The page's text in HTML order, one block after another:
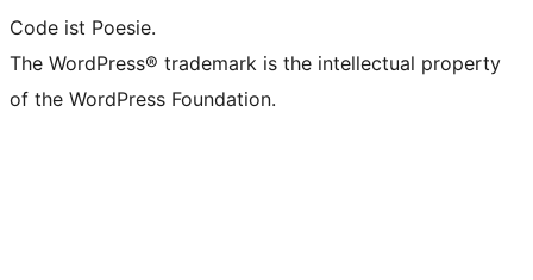
Code ist Poesie.
The WordPress® trademark is the intellectual property
of the WordPress Foundation.